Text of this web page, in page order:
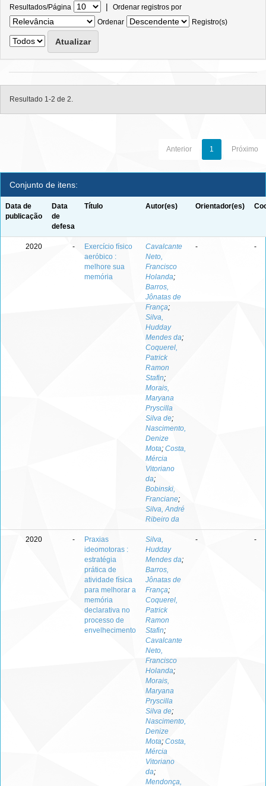
Resultados/Página | Ordenar registros por
Ordenar
Registro(s)
Resultado 1-2 de 2.
Anterior 1 Próximo
Conjunto de itens:
Data de
publicação
Data
de
defesa
Título Autor(es) Orientador(es)
2020 -
Exercício físico
aeróbico :
melhore sua
memória
Cavalcante
Neto,
Francisco
Holanda;
Barros,
Jônatas de
França;
Silva,
Hudday
Mendes da;
Coquerel,
Patrick
Ramon
Stafin;
Morais,
Maryana
Pryscilla
Silva de;
Nascimento,
Denize
Mota; Costa,
Mércia
Vitoriano
da;
Bobinski,
Franciane;
Silva, André
Ribeiro da
- -
2020 -
Praxias
ideomotoras :
estratégia
prática de
atividade física
para melhorar a
memória
declarativa no
processo de
envelhecimento
Silva,
Hudday
Mendes da;
Barros,
Jônatas de
França;
Coquerel,
Patrick
Ramon
Stafin;
Cavalcante
Neto,
Francisco
Holanda;
Morais,
Maryana
Pryscilla
Silva de;
Nascimento,
Denize
Mota; Costa,
Mércia
Vitoriano
da;
Mendonça,
- -